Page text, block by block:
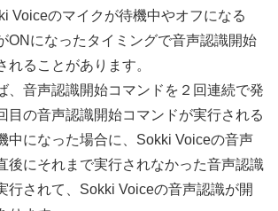
Voiceのマイクが待機中やオフになる
ONになったタイミングで音声認識開始
れることがあります。
、音声認識開始コマンドを２回連続で発
目の音声認識開始コマンドが実行される
中になった場合に、Sokki Voiceの音声
後にそれまで実行されなかった音声認識
行されて、Sokki Voiceの音声認識が開